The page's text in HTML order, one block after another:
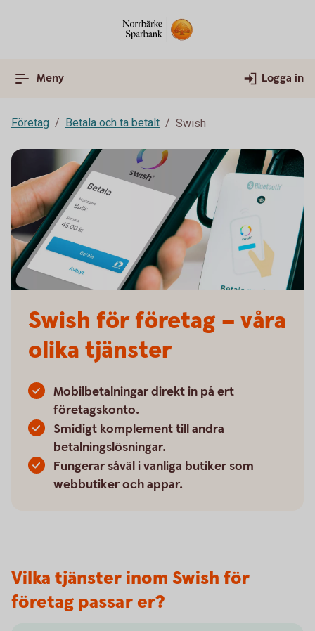
Meny Logga in
Företag Betala och ta betalt Swish
Swish för företag – våra
olika tjänster
Mobilbetalningar direkt in på ert
företagskonto.
Smidigt komplement till andra
betalningslösningar.
Fungerar såväl i vanliga butiker som
webbutiker och appar.
Vilka tjänster inom Swish för
företag passar er?